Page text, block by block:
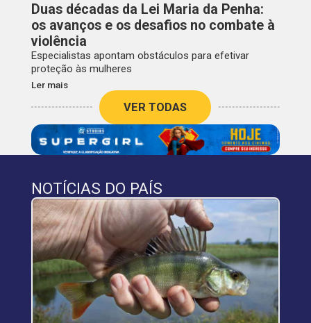
Duas décadas da Lei Maria da Penha:
os avanços e os desafios no combate à
violência
Especialistas apontam obstáculos para efetivar
proteção às mulheres
Ler mais
VER TODAS
NOTÍCIAS DO PAÍS